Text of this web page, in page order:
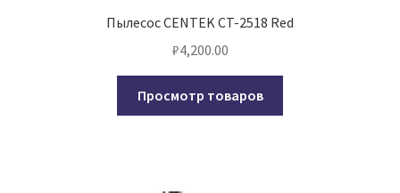
Пылесос CENTEK CT-2518 Red
₽4,200.00
Просмотр товаров